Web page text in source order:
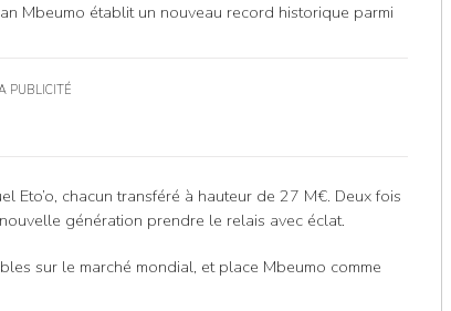
Mbeumo établit un nouveau record historique parmi
PUBLICITÉ
Eto’o, chacun transféré à hauteur de 27 M€. Deux fois
génération prendre le relais avec éclat.
sur le marché mondial, et place Mbeumo comme